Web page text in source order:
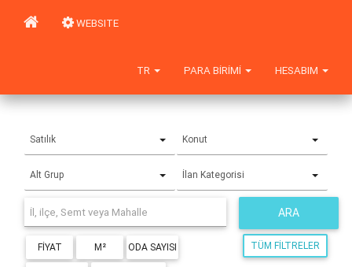
WEBSITE
HESABIM
PARA BIRIMI
TR
Satılık Konut
Alt Grup İlan Kategorisi
ARA
FIYAT M² ODA SAYISI TÜM FILTRELER